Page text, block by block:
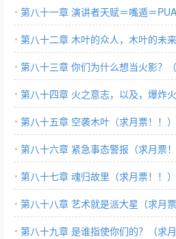
第八十一章 演讲者天赋＝嘴遁＝PUA
第八十二章 木叶的众人，木叶的未来
第八十三章 你们为什么想当火影？（
第八十四章 火之意志，以及，爆炸
第八十五章 空袭木叶（求月票！！）
第八十六章 紧急事态警报（求月票！
第八十七章 魂归故里（求月票！！）
第八十八章 艺术就是派大星（求月票
第八十九章 是谁指使你们的？（求月